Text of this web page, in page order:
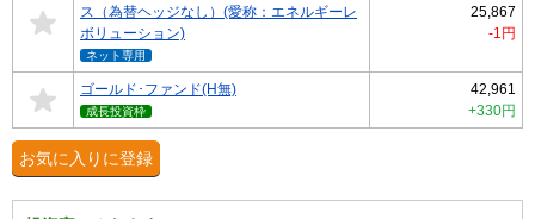
ス（為替ヘッジなし）(愛称：エネルギーレ
ボリューション)
ネット専用
25,867
-1円
ゴールド･ファンド(H無)
成長投資枠
42,961
+330円
お気に入りに登録